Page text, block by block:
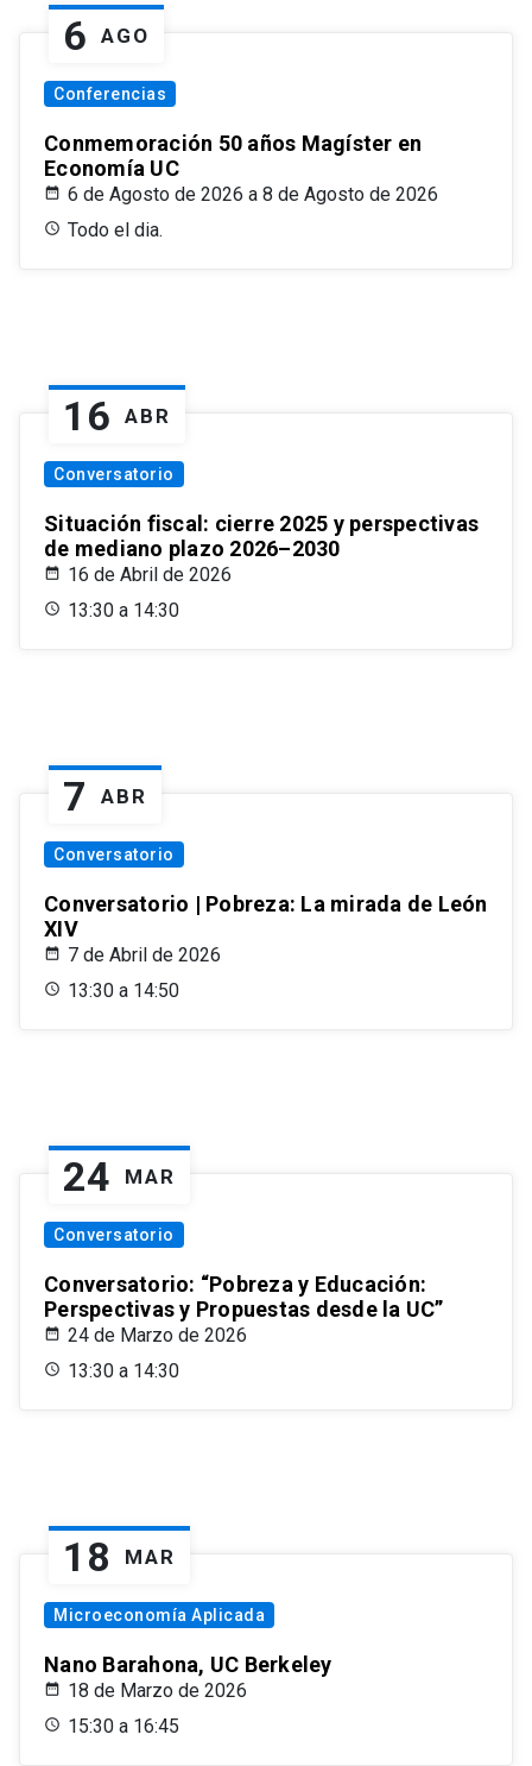
6 AGO
Conferencias
Conmemoración 50 años Magíster en
Economía UC
6 de Agosto de 2026 a 8 de Agosto de 2026
Todo el dia.
16 ABR
Conversatorio
Situación fiscal: cierre 2025 y perspectivas
de mediano plazo 2026–2030
16 de Abril de 2026
13:30 a 14:30
7 ABR
Conversatorio
Conversatorio | Pobreza: La mirada de León
XIV
7 de Abril de 2026
13:30 a 14:50
24 MAR
Conversatorio
Conversatorio: “Pobreza y Educación:
Perspectivas y Propuestas desde la UC”
24 de Marzo de 2026
13:30 a 14:30
18 MAR
Microeconomía Aplicada
Nano Barahona, UC Berkeley
18 de Marzo de 2026
15:30 a 16:45